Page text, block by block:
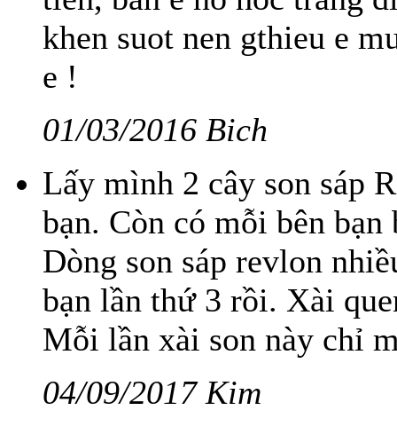
khen suot nen gthieu e
e !
01/03/2016 Bich
Lấy mình 2 cây son sáp
bạn. Còn có mỗi bên
Dòng son sáp revlon
bạn lần thứ 3 rồi. Xài
Mỗi lần xài son này chỉ
04/09/2017 Kim